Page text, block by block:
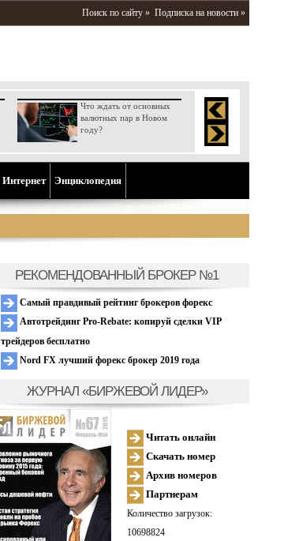
Поиск по сайту » Подписка на новости »
Что ждать от основных
валютных пар в Новом
году?
Интернет Энциклопедия
РЕКОМЕНДОВАННЫЙ БРОКЕР №1
Самый правдивый рейтинг брокеров форекс
Автотрейдинг Pro-Rebate: копируй сделки VIP
трейдеров бесплатно
Nord FX лучший форекс брокер 2019 года
ЖУРНАЛ «БИРЖЕВОЙ ЛИДЕР»
Читать онлайн
Скачать номер
Архив номеров
Партнерам
Количество загрузок:
10698824